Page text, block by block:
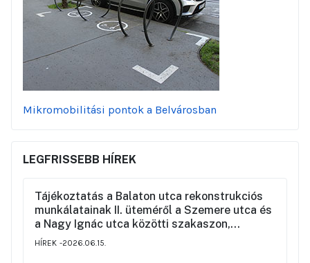
Mikromobilitási pontok a Belvárosban
LEGFRISSEBB HÍREK
Tájékoztatás a Balaton utca rekonstrukciós
munkálatainak II. üteméről a Szemere utca és
a Nagy Ignác utca közötti szakaszon,
valamint a környék ideiglenes forgalmi
HÍREK 2026.06.15.